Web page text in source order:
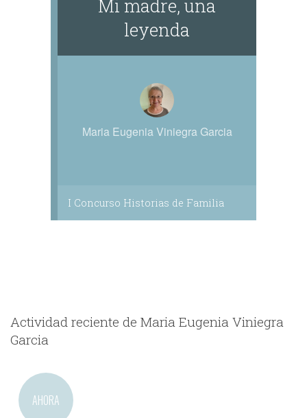
Mi madre, una
leyenda
Maria Eugenia Viniegra Garcia
I Concurso Historias de Familia
Actividad reciente de Maria Eugenia Viniegra
Garcia
AHORA